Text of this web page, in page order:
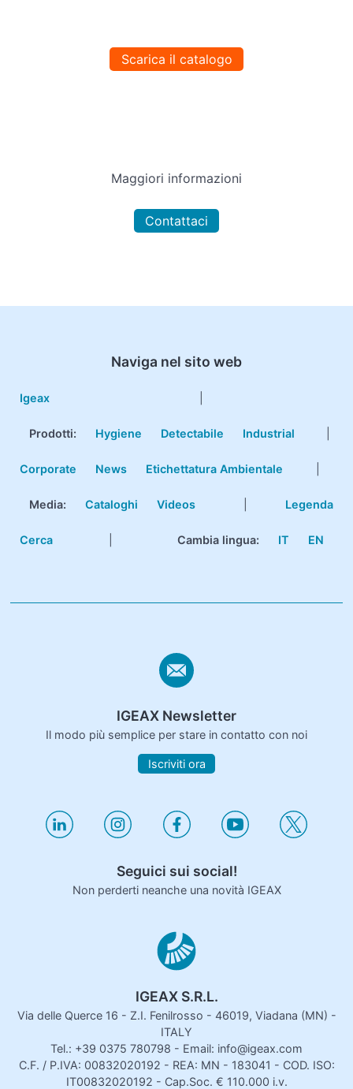
Scarica il catalogo
Maggiori informazioni
Contattaci
Naviga nel sito web
Igeax
Prodotti: Hygiene Detectabile Industrial
Corporate News Etichettatura Ambientale
Media: Cataloghi Videos Legenda
Cerca Cambia lingua: IT EN
IGEAX Newsletter
Il modo più semplice per stare in contatto con noi
Iscriviti ora
Seguici sui social!
Non perderti neanche una novità IGEAX
IGEAX S.R.L.
Via delle Querce 16 - Z.I. Fenilrosso - 46019, Viadana (MN) -
ITALY
Tel.: +39 0375 780798 - Email: info@igeax.com
C.F. / P.IVA: 00832020192 - REA: MN - 183041 - COD. ISO:
IT00832020192 - Cap.Soc. € 110.000 i.v.